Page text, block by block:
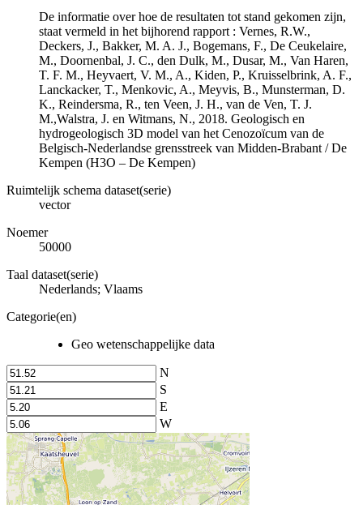
De informatie over hoe de resultaten tot stand gekomen zijn,
staat vermeld in het bijhorend rapport : Vernes, R.W.,
Deckers, J., Bakker, M. A. J., Bogemans, F., De Ceukelaire,
M., Doornenbal, J. C., den Dulk, M., Dusar, M., Van Haren,
T. F. M., Heyvaert, V. M., A., Kiden, P., Kruisselbrink, A. F.,
Lanckacker, T., Menkovic, A., Meyvis, B., Munsterman, D.
K., Reindersma, R., ten Veen, J. H., van de Ven, T. J.
M.,Walstra, J. en Witmans, N., 2018. Geologisch en
hydrogeologisch 3D model van het Cenozoïcum van de
Belgisch-Nederlandse grensstreek van Midden-Brabant / De
Kempen (H3O – De Kempen)
Ruimtelijk schema dataset(serie)
vector
Noemer
50000
Taal dataset(serie)
Nederlands; Vlaams
Categorie(en)
Geo wetenschappelijke data
N
S
E
W